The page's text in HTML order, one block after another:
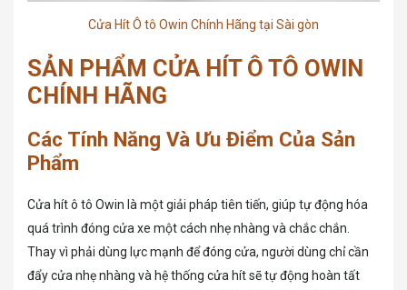
Cửa Hít Ô tô Owin Chính Hãng tại Sài gòn
SẢN PHẨM CỬA HÍT Ô TÔ OWIN
CHÍNH HÃNG
Các Tính Năng Và Ưu Điểm Của Sản
Phẩm
Cửa hít ô tô Owin là một giải pháp tiên tiến, giúp tự động hóa
quá trình đóng cửa xe một cách nhẹ nhàng và chắc chắn.
Thay vì phải dùng lực mạnh để đóng cửa, người dùng chỉ cần
đẩy cửa nhẹ nhàng và hệ thống cửa hít sẽ tự động hoàn tất